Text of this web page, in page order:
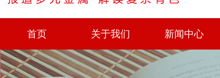
首页 关于我们 新闻中心